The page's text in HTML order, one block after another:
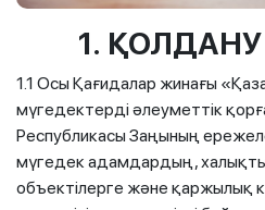
1.
1.1 Осы Қағидалар жинағы
мүгедектерді әлеуметтік
Республикасы Заңының
мүгедек адамдардың,
объектілерге және қаржылық